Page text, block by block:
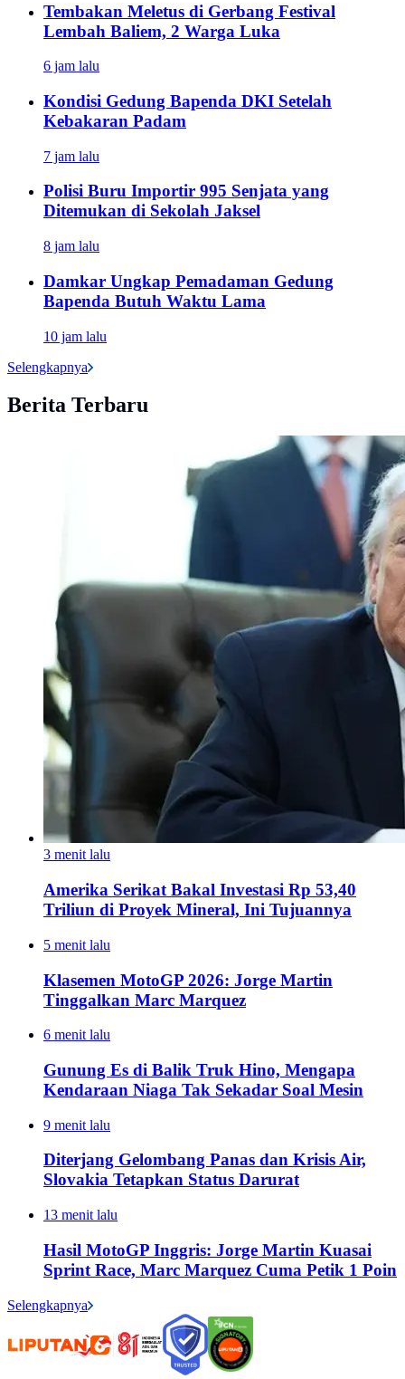
Tembakan Meletus di Gerbang Festival
Lembah Baliem, 2 Warga Luka
6 jam lalu
Kondisi Gedung Bapenda DKI Setelah
Kebakaran Padam
7 jam lalu
Polisi Buru Importir 995 Senjata yang
Ditemukan di Sekolah Jaksel
8 jam lalu
Damkar Ungkap Pemadaman Gedung
Bapenda Butuh Waktu Lama
10 jam lalu
Selengkapnya
Berita Terbaru
3 menit lalu
Amerika Serikat Bakal Investasi Rp 53,40
Triliun di Proyek Mineral, Ini Tujuannya
5 menit lalu
Klasemen MotoGP 2026: Jorge Martin
Tinggalkan Marc Marquez
6 menit lalu
Gunung Es di Balik Truk Hino, Mengapa
Kendaraan Niaga Tak Sekadar Soal Mesin
9 menit lalu
Diterjang Gelombang Panas dan Krisis Air,
Slovakia Tetapkan Status Darurat
13 menit lalu
Hasil MotoGP Inggris: Jorge Martin Kuasai
Sprint Race, Marc Marquez Cuma Petik 1 Poin
Selengkapnya